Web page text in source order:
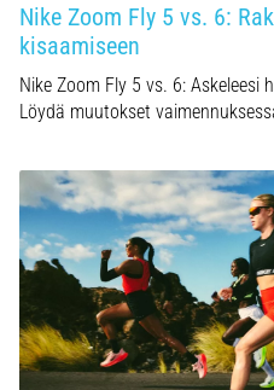
Nike Zoom Fly 5 vs. 6:
kisaamiseen
Nike Zoom Fly 5 vs. 6: Askeleesi
Löydä muutokset